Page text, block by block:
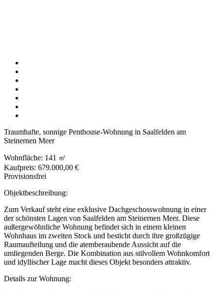
Traumhafte, sonnige Penthouse-Wohnung in Saalfelden am
Steinernen Meer
Wohnfläche: 141 ㎡
Kaufpreis: 679.000,00 €
Provisionsfrei
Objektbeschreibung:
Zum Verkauf steht eine exklusive Dachgeschosswohnung in einer
der schönsten Lagen von Saalfelden am Steinernen Meer. Diese
außergewöhnliche Wohnung befindet sich in einem kleinen
Wohnhaus im zweiten Stock und besticht durch ihre großzügige
Raumaufteilung und die atemberaubende Aussicht auf die
umliegenden Berge. Die Kombination aus stilvollem Wohnkomfort
und idyllischer Lage macht dieses Objekt besonders attraktiv.
Details zur Wohnung: